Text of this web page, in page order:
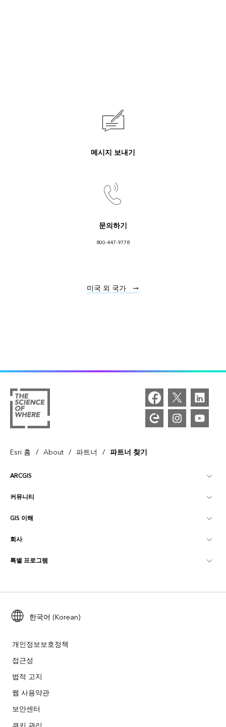
메시지 보내기
문의하기
800-447-9778
미국 외 국가
Esri 홈 / About / 파트너 / 파트너 찾기
ARCGIS
ArcGIS Overview
매핑
ArcGIS Online
Developer Technology
ArcGIS Location Platform
ArcGIS Architecture Center
커뮤니티
Esri 커뮤니티
ArcGIS Blog
사용자 리서치 및 테스트
Esri Young Professionals Network
이벤트
GIS 이해
GIS란?
로케이션 인텔리전스
교육
ArcUser
ArcWatch
Esri 비디오
회사
Esri 정보
채용
파트너
기업윤리강령
환경 및 지속가능성 이니셔티브
특별 프로그램
ArcGIS for Student Use
재난 대응
교육
비영리기관
한국어 (Korean)
개인정보보호정책
접근성
법적 고지
웹 사용약관
보안센터